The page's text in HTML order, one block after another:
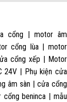
cổng | motor âm
cổng lùa | motor
cổng xếp | Motor
24V | Phụ kiện cửa
âm sàn | cửa cổng
beninca | mẫu